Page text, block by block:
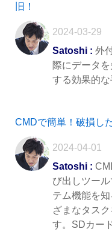
旧！
2024-03-29
Satoshi : 外
際にデータ
する効果的な
CMDで簡単！破損し
2024-04-01
Satoshi :
び出しツー
テム機能を
ざまなタス
す。SDカー